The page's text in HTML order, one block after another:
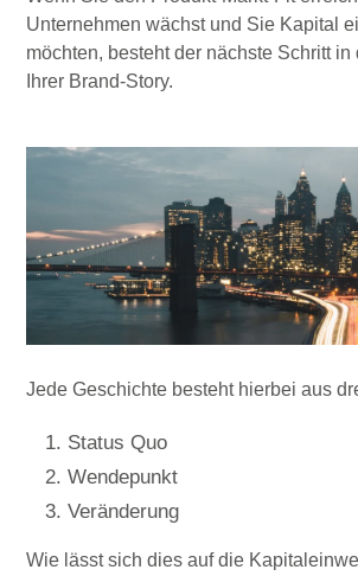
Unternehmen wächst und Sie Kapital
möchten, besteht der nächste Schritt in
Ihrer Brand-Story.
Jede Geschichte besteht hierbei aus
Status Quo
Wendepunkt
Veränderung
Wie lässt sich dies auf die